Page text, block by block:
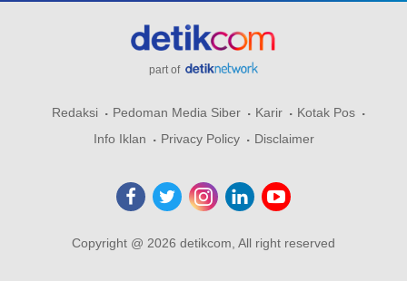
part of
Redaksi Pedoman Media Siber Karir
Kotak Pos
Info Iklan
Privacy Policy Disclaimer
Copyright @ 2026 detikcom, All right reserved